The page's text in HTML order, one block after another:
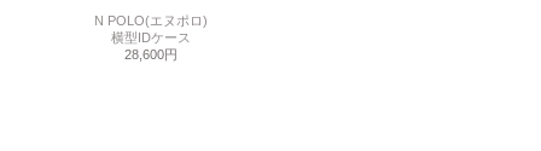
N POLO(エヌポロ)
横型IDケース
28,600円